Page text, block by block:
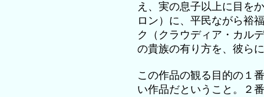
え、実の息子以上に目を
ロン）に、平民ながら裕
ク（クラウディア・カル
の貴族の有り方を、彼ら
この作品の観る目的の１
い作品だということ。２